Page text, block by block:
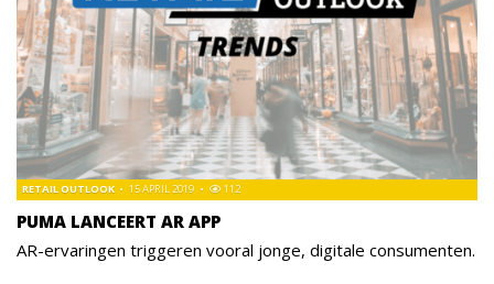
PUMA LANCEERT AR APP
RETAIL OUTLOOK 15 APRIL 2019 112
AR-ervaringen triggeren vooral jonge, digitale consumenten.